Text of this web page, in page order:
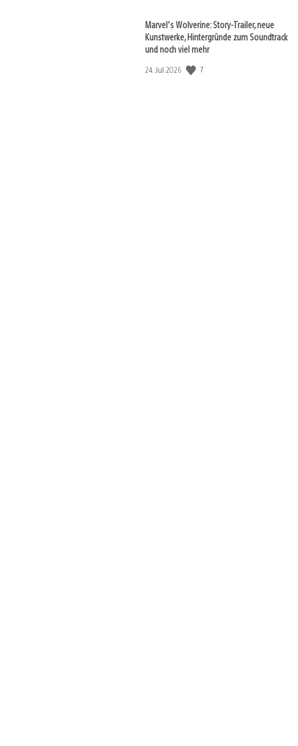
Marvel‘s Wolverine: Story-Trailer, neue
Kunstwerke, Hintergründe zum Soundtrack
und noch viel mehr
Veröffentlichungsdatum:
24. Jul 2026 7